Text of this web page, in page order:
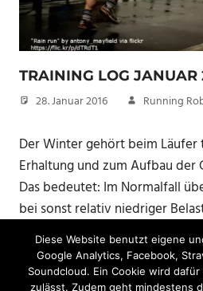
TRAINING LOG JANUAR
28. Januar 2016 Running
Der Winter gehört beim
Erhaltung und zum Aufbau der
Das bedeutet: Im Normalfall
bei sonst relativ niedriger
Einlaufen eines neuen Paar
„Vorbereitung“ auf den
Diese Website benutzt eigene
Google Analytics, Facebook,
Soundcloud. Ein Cookie wird
zulässt. Zudem geht mindestens